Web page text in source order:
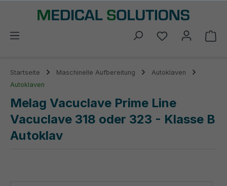
springen
Du hast 0
Startseite Maschinelle Aufbereitung
Autoklaven
Autoklaven
Melag Vacuclave Prime Line
Vacuclave 318 oder 323 - Klasse B
Autoklav